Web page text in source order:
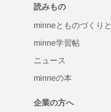
読みもの
minneとものづくりと
minne学習帖
ニュース
minneの本
企業の方へ